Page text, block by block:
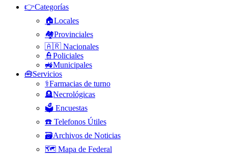
👉Categorías
🏠Locales
🏘️Provinciales
🇦🇷 Nacionales
👮Policiales
🚜Municipales
🧰Servicios
⚕️Farmacias de turno
🪦Necrológicas
🗳️ Encuestas
☎️ Telefonos Útiles
🗃️Archivos de Noticias
🗺️ Mapa de Federal